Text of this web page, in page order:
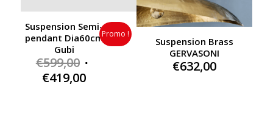
Suspension Semi-
pendant Dia60cm
Gubi
€599,00 Original
price
€419,00Current
Promo !
Suspension Brass
GERVASONI
€632,00